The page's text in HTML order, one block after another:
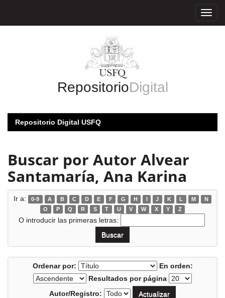
RepositorioDigital
Repositorio Digital USFQ
Buscar por Autor Alvear
Santamaría, Ana Karina
Ir a: 0-9 A B C D E F G H I J K L M
N
O
P Q R S T U V W X Y Z
O introducir las primeras letras:
Ordenar por:
En orden:
Resultados por página
Autor/Registro: